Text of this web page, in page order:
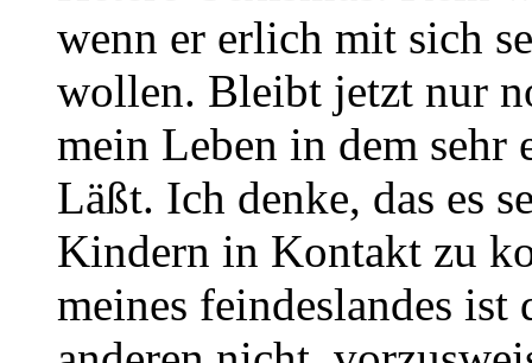
wenn er erlich mit sich
wollen. Bleibt jetzt nur
mein Leben in dem sehr
Läßt. Ich denke, das es
Kindern in Kontakt zu
meines feindeslandes